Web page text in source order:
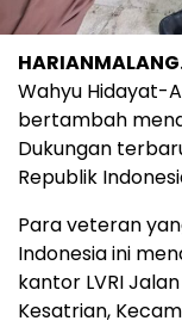
Wahyu Hidayat-
bertambah
Dukungan
Republik
Para veteran
Indonesia ini
kantor LVRI
Kesatrian,